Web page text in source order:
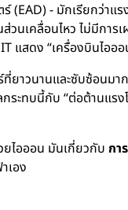
(EAD) - มักเรียกว่าแ
นเคลื่อนไหว ไม่มีกา
แสดง “เครื่องบินไอ
าวนานและซับซ้อนม
ระทบนี้กับ “ต่อต้านแ
ยไอออน มันเกี่ยวกับ กา
เอง